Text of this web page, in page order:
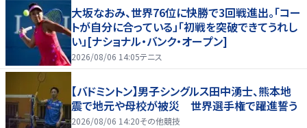
大坂なおみ、世界76位に快勝で3回戦進出。「コー
トが自分に合っている」「初戦を突破できてうれし
い」[ナショナル・バンク・オープン]
2026/08/06 14:05テニス
【バドミントン】男子シングルス田中湧士、熊本地
震で地元や母校が被災 世界選手権で躍進誓う
2026/08/06 14:20その他競技